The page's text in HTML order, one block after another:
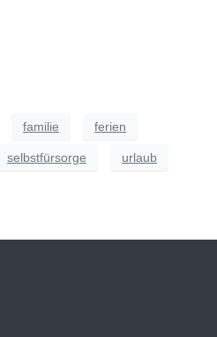
familie ferien
selbstfürsorge urlaub